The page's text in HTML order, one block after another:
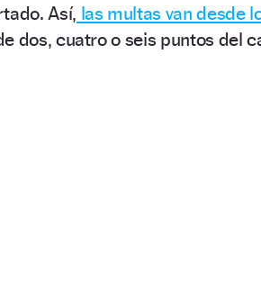
Así, las multas van desde
dos, cuatro o seis puntos del